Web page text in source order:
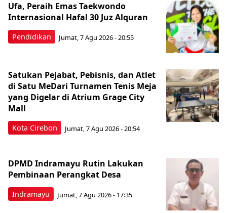
Pendidikan
Ufa, Peraih Emas Taekwondo
Internasional Hafal 30 Juz Alquran
Jumat, 7 Agu 2026 - 20:55
Kota Cirebon
Satukan Pejabat, Pebisnis, dan Atlet
di Satu MeDari Turnamen Tenis Meja
yang Digelar di Atrium Grage City
Mall
Jumat, 7 Agu 2026 - 20:54
Indramayu
DPMD Indramayu Rutin Lakukan
Pembinaan Perangkat Desa
Jumat, 7 Agu 2026 - 17:35